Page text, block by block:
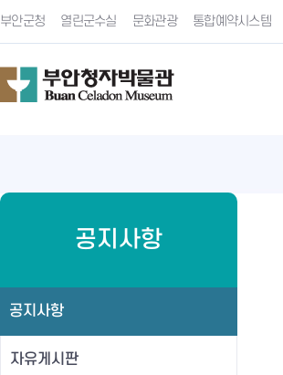
부안군청 열린군수실 문화관광 통합예약시스템
공지사항
공지사항
자유게시판